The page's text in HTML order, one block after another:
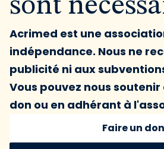
sont
Acrimed est une
indépendance. Nous ne
publicité ni aux
Vous pouvez nous
don ou en adhérant à
Faire un don